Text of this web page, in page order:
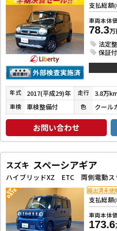
支払総額
車両本体
78.3
法定
保証
年式 2017(平成29)年 走行 3.8万
車検 車検整備付 色
お問い合わせ
スズキ スペーシアギア
支払総額
車両本体
173.6
届出済未使